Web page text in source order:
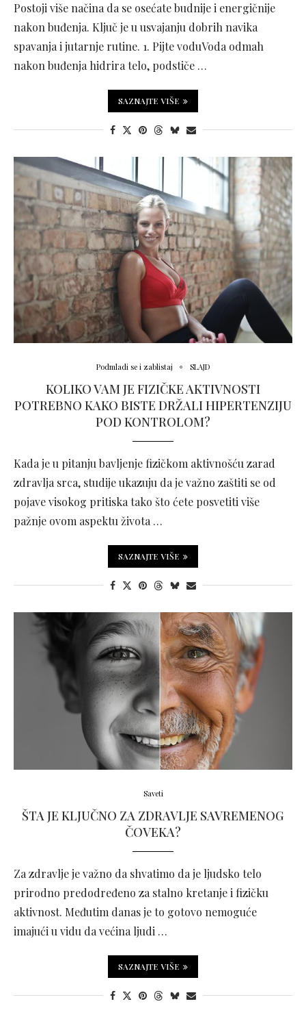
Postoji više načina da se osećate budnije i energičnije
nakon buđenja. Ključ je u usvajanju dobrih navika
spavanja i jutarnje rutine. 1. Pijte voduVoda odmah
nakon buđenja hidrira telo, podstiče …
SAZNAJTE VIŠE
Podmladi se i zablistaj SLAJD
KOLIKO VAM JE FIZIČKE AKTIVNOSTI
POTREBNO KAKO BISTE DRŽALI HIPERTENZIJU
POD KONTROLOM?
Kada je u pitanju bavljenje fizičkom aktivnošću zarad
zdravlja srca, studije ukazuju da je važno zaštiti se od
pojave visokog pritiska tako što ćete posvetiti više
pažnje ovom aspektu života …
SAZNAJTE VIŠE
Saveti
ŠTA JE KLJUČNO ZA ZDRAVLJE SAVREMENOG
ČOVEKA?
Za zdravlje je važno da shvatimo da je ljudsko telo
prirodno predodređeno za stalno kretanje i fizičku
aktivnost. Međutim danas je to gotovo nemoguće
imajući u vidu da većina ljudi …
SAZNAJTE VIŠE